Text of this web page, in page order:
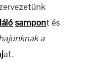
sampont és
a
at.